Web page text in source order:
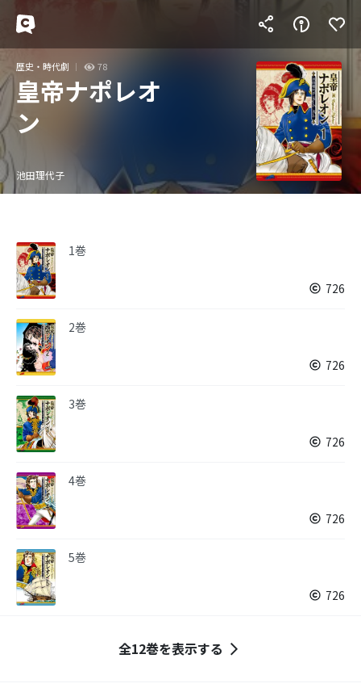
歴史・時代劇 78
皇帝ナポレオ
ン
池田理代子
1巻
726
2巻
726
3巻
726
4巻
726
5巻
726
全12巻を表示する